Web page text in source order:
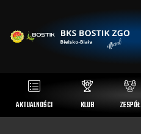
AKTUALNOŚCI KLUB ZESPÓŁ